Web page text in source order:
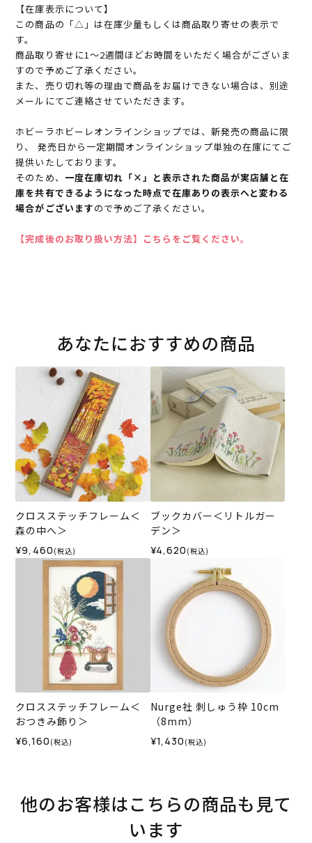
【在庫表示について】
この商品の「△」は在庫少量もしくは商品取り寄せの表示で
す。
商品取り寄せに1～2週間ほどお時間をいただく場合がございま
すので予めご了承ください。
また、売り切れ等の理由で商品をお届けできない場合は、別途
メールにてご連絡させていただきます。
ホビーラホビーレオンラインショップでは、新発売の商品に限
り、 発売日から一定期間オンラインショップ単独の在庫にてご
提供いたしております。
そのため、 一度在庫切れ「×」と表示された商品が実店舗と在
庫を共有できるようになった時点で在庫ありの表示へと変わる
場合がございますので予めご了承ください。
【完成後のお取り扱い方法】こちらをご覧ください。
あなたにおすすめの商品
クロスステッチフレーム＜
森の中へ＞
¥9,460 (税込)
ブックカバー＜リトルガー
デン＞
¥4,620 (税込)
クロスステッチフレーム＜
おつきみ飾り＞
¥6,160 (税込)
Nurge社 刺しゅう枠 10cm
（8mm）
¥1,430 (税込)
他のお客様はこちらの商品も見て
います